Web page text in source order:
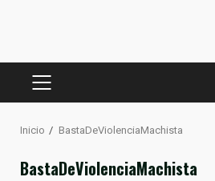
MENÚ
Inicio BastaDeViolenciaMachista
BastaDeViolenciaMachista